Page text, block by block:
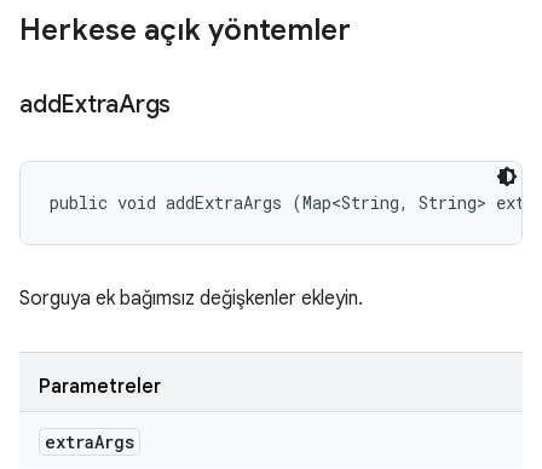
Herkese açık yöntemler
addExtraArgs
public void addExtraArgs (Map<String, String>
Sorguya ek bağımsız değişkenler ekleyin.
Parametreler
extraArgs